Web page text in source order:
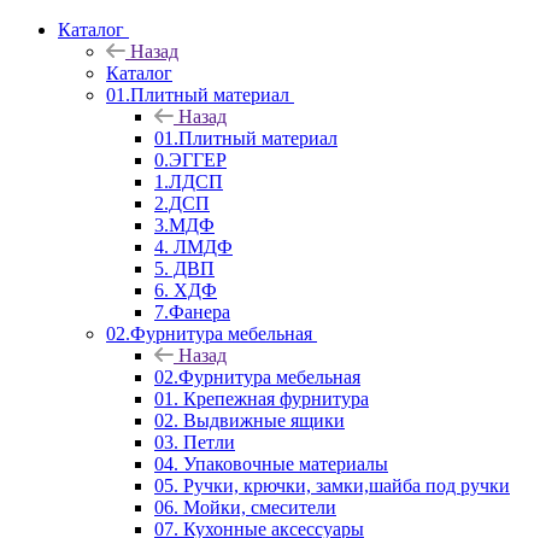
Каталог
Назад
Каталог
01.Плитный материал
Назад
01.Плитный материал
0.ЭГГЕР
1.ЛДСП
2.ДСП
3.МДФ
4. ЛМДФ
5. ДВП
6. ХДФ
7.Фанера
02.Фурнитура мебельная
Назад
02.Фурнитура мебельная
01. Крепежная фурнитура
02. Выдвижные ящики
03. Петли
04. Упаковочные материалы
05. Ручки, крючки, замки,шайба под ручки
06. Мойки, смесители
07. Кухонные аксессуары